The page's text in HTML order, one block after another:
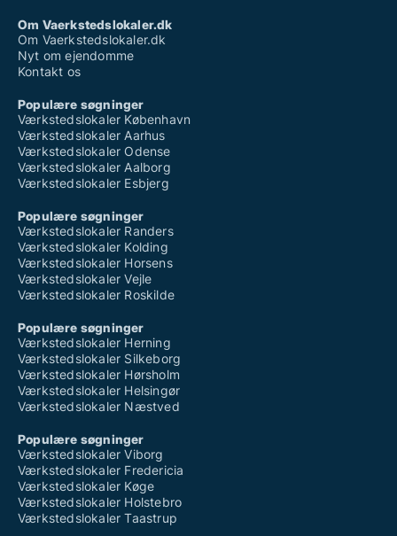
Om Vaerkstedslokaler.dk
Om Vaerkstedslokaler.dk
Nyt om ejendomme
Kontakt os
Populære søgninger
Værkstedslokaler København
Værkstedslokaler Aarhus
Værkstedslokaler Odense
Værkstedslokaler Aalborg
Værkstedslokaler Esbjerg
Populære søgninger
Værkstedslokaler Randers
Værkstedslokaler Kolding
Værkstedslokaler Horsens
Værkstedslokaler Vejle
Værkstedslokaler Roskilde
Populære søgninger
Værkstedslokaler Herning
Værkstedslokaler Silkeborg
Værkstedslokaler Hørsholm
Værkstedslokaler Helsingør
Værkstedslokaler Næstved
Populære søgninger
Værkstedslokaler Viborg
Værkstedslokaler Fredericia
Værkstedslokaler Køge
Værkstedslokaler Holstebro
Værkstedslokaler Taastrup